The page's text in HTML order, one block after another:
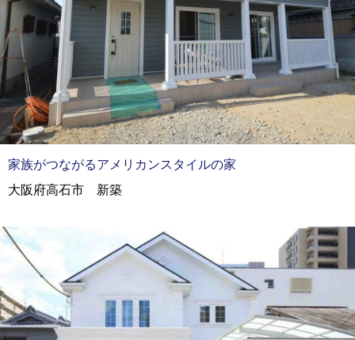
家族がつながるアメリカンスタイルの家
大阪府高石市 新築